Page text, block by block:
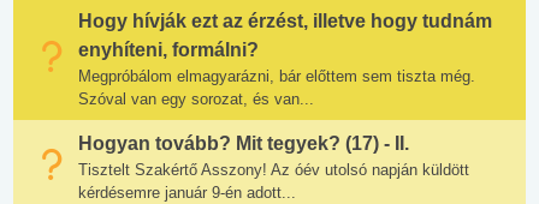
Hogy hívják ezt az érzést, illetve hogy tudnám
enyhíteni, formálni?
Megpróbálom elmagyarázni, bár előttem sem tiszta még.
Szóval van egy sorozat, és van...
Hogyan tovább? Mit tegyek? (17) - II.
Tisztelt Szakértő Asszony! Az óév utolsó napján küldött
kérdésemre január 9-én adott...